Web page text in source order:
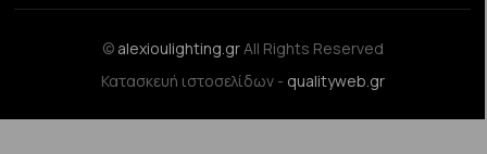
© alexioulighting.grAll Rights Reserved
Κατασκευή ιστοσελίδων - qualityweb.gr